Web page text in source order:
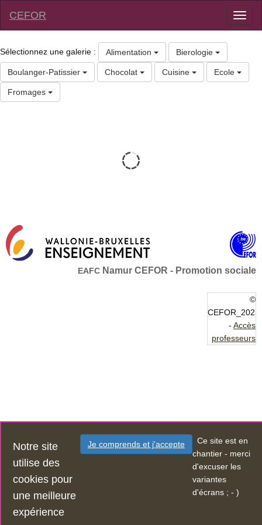
CEFOR
Sélectionnez une galerie : Alimentation Bierologie
Boulanger-Patissier Chocolat Cuisine Ecole
Fromages
Notre site
utilise des
cookies pour
une meilleure
expérience
Je comprends et j'accepte
Ce site est en
chantier - merci
d'excuser les
variantes
d'écrans ; - )
EAFC Namur CEFOR - Promotion sociale
©
CEFOR_2023
- Accès
professeurs